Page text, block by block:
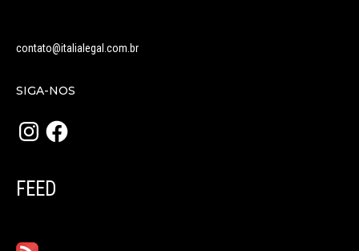
contato@italialegal.com.br
SIGA-NOS
InstagramFacebook
FEED